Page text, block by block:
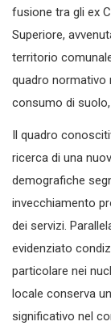
fusione tra gli ex
Superiore,
territorio
quadro normativo
consumo di
Il quadro
ricerca di una
demografiche
invecchiamento
dei servizi.
evidenziato
particolare nei
locale conserva
significativo nel